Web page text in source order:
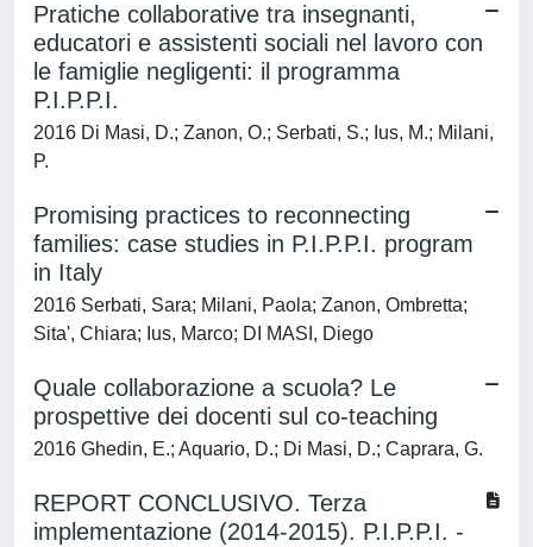
Pratiche collaborative tra insegnanti,
educatori e assistenti sociali nel lavoro con
le famiglie negligenti: il programma
P.I.P.P.I.
2016 Di Masi, D.; Zanon, O.; Serbati, S.; Ius, M.; Milani,
P.
Promising practices to reconnecting
families: case studies in P.I.P.P.I. program
in Italy
2016 Serbati, Sara; Milani, Paola; Zanon, Ombretta;
Sita', Chiara; Ius, Marco; DI MASI, Diego
Quale collaborazione a scuola? Le
prospettive dei docenti sul co-teaching
2016 Ghedin, E.; Aquario, D.; Di Masi, D.; Caprara, G.
REPORT CONCLUSIVO. Terza
implementazione (2014-2015). P.I.P.P.I. -